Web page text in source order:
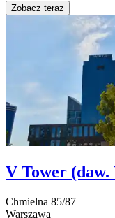
Zobacz teraz
V Tower
Chmielna 85/87
Warszawa